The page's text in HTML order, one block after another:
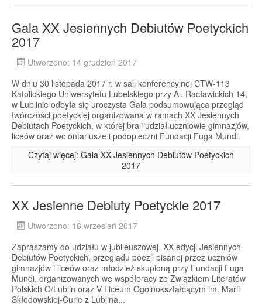
Gala XX Jesiennych Debiutów Poetyckich
2017
Utworzono: 14 grudzień 2017
W dniu 30 listopada 2017 r. w sali konferencyjnej CTW-113
Katolickiego Uniwersytetu Lubelskiego przy Al. Racławickich 14,
w Lublinie odbyła się uroczysta Gala podsumowująca przegląd
twórczości poetyckiej organizowana w ramach XX Jesiennych
Debiutach Poetyckich, w której brali udział uczniowie gimnazjów,
liceów oraz wolontariusze i podopieczni Fundacji Fuga Mundi.
Czytaj więcej: Gala XX Jesiennych Debiutów Poetyckich
2017
XX Jesienne Debiuty Poetyckie 2017
Utworzono: 16 wrzesień 2017
Zapraszamy do udziału w jubileuszowej, XX edycji Jesiennych
Debiutów Poetyckich, przeglądu poezji pisanej przez uczniów
gimnazjów i liceów oraz młodzież skupioną przy Fundacji Fuga
Mundi, organizowanych we współpracy ze Związkiem Literatów
Polskich O/Lublin oraz V Liceum Ogólnokształcącym im. Marii
Skłodowskiej-Curie z Lublina...